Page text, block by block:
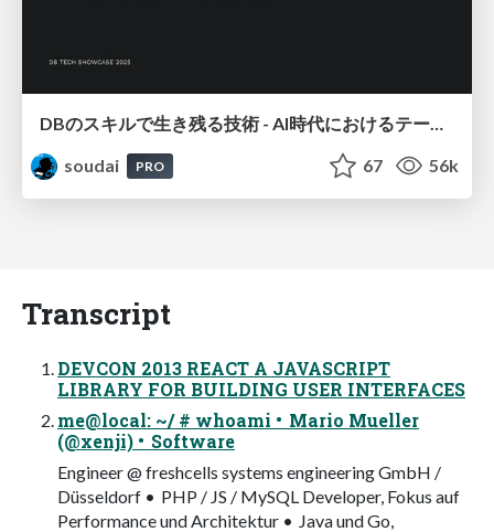
soudai
PRO 67 56k
Transcript
DEVCON 2013 REACT A JAVASCRIPT
LIBRARY FOR BUILDING USER INTERFACES
me@local: ~/ # whoami • Mario Mueller
(@xenji) • Software
Engineer @ freshcells systems engineering GmbH /
Düsseldorf • PHP / JS / MySQL Developer, Fokus auf
Performance und Architektur • Java und Go,